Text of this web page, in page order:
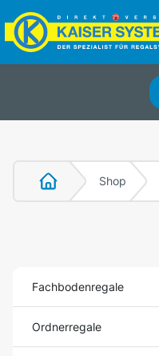
Shop
Fachbodenregale
Ordnerregale